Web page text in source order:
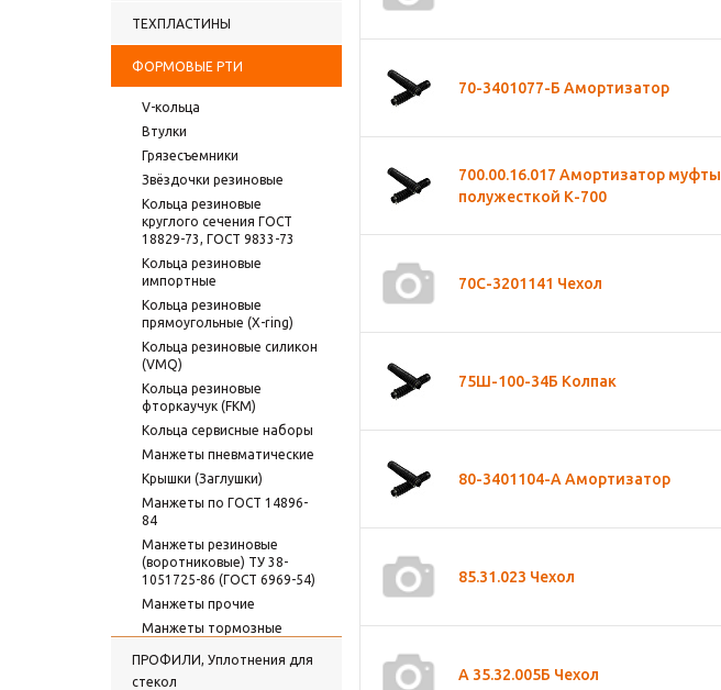
ТЕХПЛАСТИНЫ
ФОРМОВЫЕ РТИ
V-кольца
Втулки
Грязесъемники
Звёздочки резиновые
Кольца резиновые
круглого сечения ГОСТ
18829-73, ГОСТ 9833-73
Кольца резиновые
импортные
Кольца резиновые
прямоугольные (X-ring)
Кольца резиновые силикон
(VMQ)
Кольца резиновые
фторкаучук (FKM)
Кольца сервисные наборы
Манжеты пневматические
Крышки (Заглушки)
Манжеты по ГОСТ 14896-
84
Манжеты резиновые
(воротниковые) ТУ 38-
1051725-86 (ГОСТ 6969-54)
Манжеты прочие
Манжеты тормозные
Пневматические и
гидравлические поршни
ПРОФИЛИ, Уплотнения для
стекол
70-3401077-Б Амортизатор
700.00.16.017 Амортизатор муфты
полужесткой К-700
70С-3201141 Чехол
75Ш-100-34Б Колпак
80-3401104-А Амортизатор
85.31.023 Чехол
А 35.32.005Б Чехол